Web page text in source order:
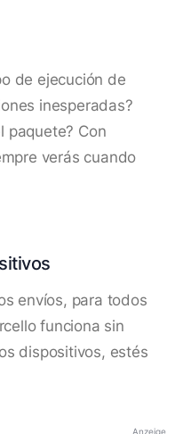
de ejecución de
inesperadas?
paquete? Con
verás cuando
envíos, para todos
funciona sin
dispositivos, estés
Anzeige